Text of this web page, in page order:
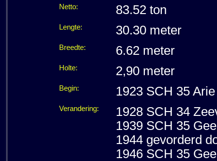
Netto: 83.52 ton
Lengte: 30.30 meter
Breedte: 6.62 meter
Holte: 2,90 meter
Begin: 1923 SCH 35
Verandering:
1928 SCH 34
1939 SCH 35
1944 gevorderd
1946 SCH 35